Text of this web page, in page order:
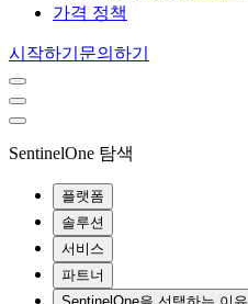
가격 정책
시작하기 문의하기
SentinelOne 탐색
플랫폼
솔루션
서비스
파트너